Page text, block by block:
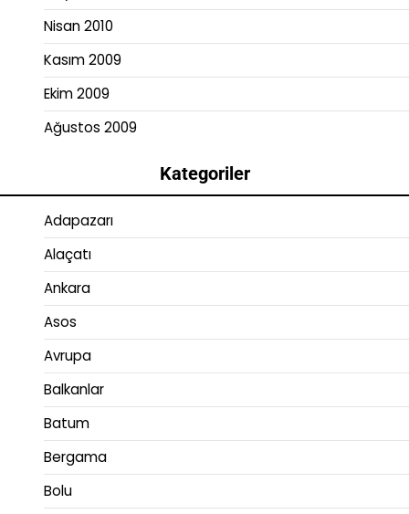
Nisan 2010
Kasım 2009
Ekim 2009
Ağustos 2009
Kategoriler
Adapazarı
Alaçatı
Ankara
Asos
Avrupa
Balkanlar
Batum
Bergama
Bolu